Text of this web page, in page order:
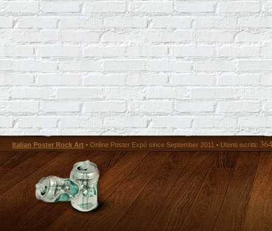
Italian Poster Rock Art • Online Poster Expó since September 2011 • Utenti iscritti: 364